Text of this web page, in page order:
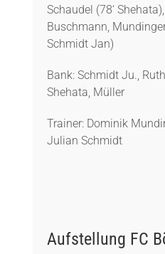
Schaudel (78‘
Buschmann,
Schmidt Jan)
Bank: Schmidt Ju.,
Shehata, Müller
Trainer: Dominik
Julian Schmidt
Aufstellung FC